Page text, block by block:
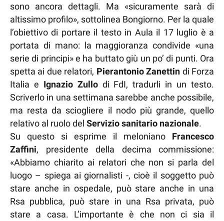
sono ancora dettagli. Ma «sicuramente sarà di
altissimo profilo», sottolinea Bongiorno. Per la quale
l’obiettivo di portare il testo in Aula il 17 luglio è a
portata di mano: la maggioranza condivide «una
serie di principi» e ha buttato giù un po’ di punti. Ora
spetta ai due relatori, Pierantonio Zanettin di Forza
Italia e Ignazio Zullo di FdI, tradurli in un testo.
Scriverlo in una settimana sarebbe anche possibile,
ma resta da sciogliere il nodo più grande, quello
relativo al ruolo del Servizio sanitario nazionale.
Su questo si esprime il meloniano Francesco
Zaffini, presidente della decima commissione:
«Abbiamo chiarito ai relatori che non si parla del
luogo – spiega ai giornalisti -, cioè il soggetto può
stare anche in ospedale, può stare anche in una
Rsa pubblica, può stare in una Rsa privata, può
stare a casa. L’importante è che non ci sia il